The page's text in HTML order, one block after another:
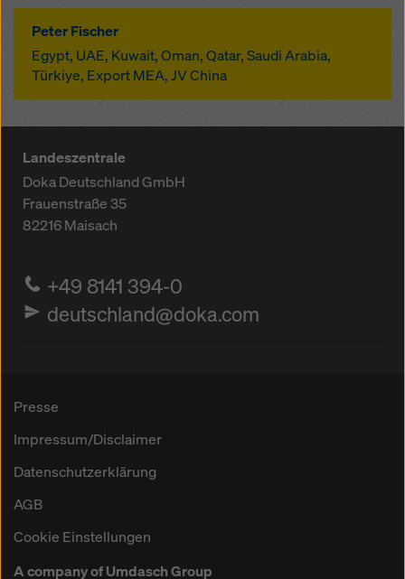
Peter Fischer
Egypt, UAE, Kuwait, Oman, Qatar, Saudi Arabia,
Türkiye, Export MEA, JV China
Landeszentrale
Doka Deutschland GmbH
Frauenstraße 35
82216Maisach
+49 8141 394-0
deutschland@doka.com
Presse
Impressum/Disclaimer
Datenschutzerklärung
AGB
Cookie Einstellungen
A company of Umdasch Group